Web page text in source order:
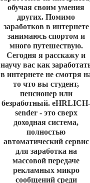
обучая своим умения
других. Помимо
заработков в интернете
занимаюсь спортом и
много путешествую.
Сегодня я расскажу и
научу вас как
в интернете не смотря
то что вы студент,
пенсионер или
безработный.
sender - это сверх
доходная система,
полностью
автоматический сервис
для заработка на
массовой передаче
рекламных микро
сообщений среди